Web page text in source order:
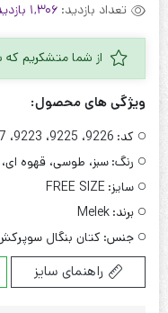
تعداد بازدید: 1,306 بازدید
از شما متشکریم که
ویژگی های محصول:
کد: 9226، 9225، 9223، 9227
رنگ: سبز، طوسی، قهوه
سایز: FREE SIZE
برند: Melek
جنس: کتان بنگال
راهنمای سایز